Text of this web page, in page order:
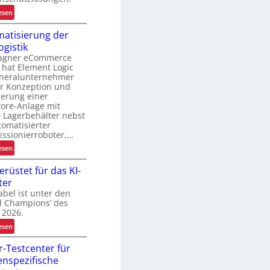
:
S
t
e
i
g
e
r
u
n
g
d
e
r
L
o
g
i
s
t
k
k
der
eCommerce
Element Logic
Konzeption und
einer
Anlage mit
Lagerbehälter nebst
:
A
u
t
o
m
a
t
i
s
i
für das KI-
ist unter den
Champions‘ des
:
T
o
p
Testcenter für